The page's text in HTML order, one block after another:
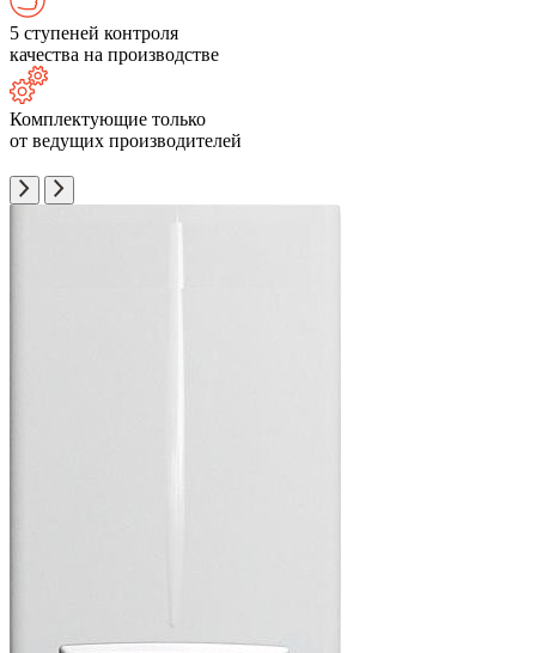
5 ступеней контроля
качества на производстве
Комплектующие только
от ведущих производителей